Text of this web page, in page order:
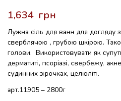
грн
Лужна сіль для ванн для догляду
сверблячою , грубою шкірою.
голови. Використовувати як
дерматиті, псоріазі, свербежу,
судинних зірочках, целюліті.
арт.11905 – 2800г